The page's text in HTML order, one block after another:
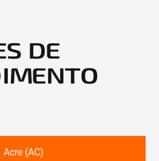
DE
Acre (AC)